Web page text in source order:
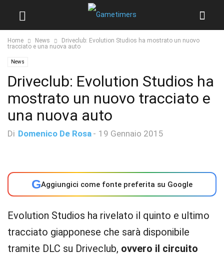
Home News
Driveclub: Evolution Studios ha mostrato un nuovo
tracciato e una nuova auto
News
Driveclub: Evolution Studios ha
mostrato un nuovo tracciato e
una nuova auto
Di Domenico De Rosa - 19 Gennaio 2015
GAggiungici come fonte preferita su Google
Evolution Studios ha rivelato il quinto e ultimo
tracciato giapponese che sarà disponibile
tramite DLC su Driveclub, ovvero il circuito